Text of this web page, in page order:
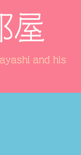
屋
and his